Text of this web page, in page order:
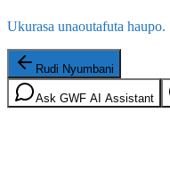
Ukurasa unaoutafuta haupo.
Rudi Nyumbani
Ask GWF AI Assistant